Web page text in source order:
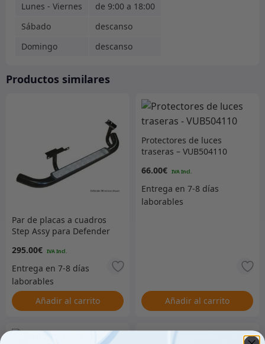
Lunes - Viernes
de 9:00 a 18:00
Sábado
descanso
Domingo
descanso
Productos similares
Par de placas a cuadros
Step Assy para Defender
295.00€
Añadir al carrito
Protectores de luces
traseras – VUB504110
66.00€
Añadir al carrito